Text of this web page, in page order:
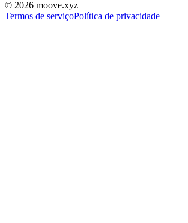
© 2026 moove.xyz
Termos de serviçoPolítica de privacidade